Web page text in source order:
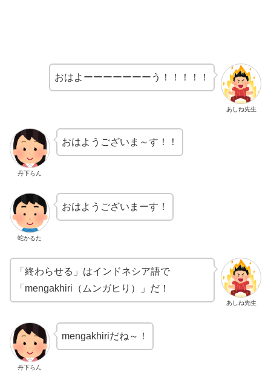
あしね先生
おはよーーーーーーーう！！！！！
丹下らん
おはようございま～す！！
蛇かるた
おはようございまーす！
あしね先生
「終わらせる」はインドネシア語で
「mengakhiri（ムンガヒり）」だ！
丹下らん
mengakhiriだね～！